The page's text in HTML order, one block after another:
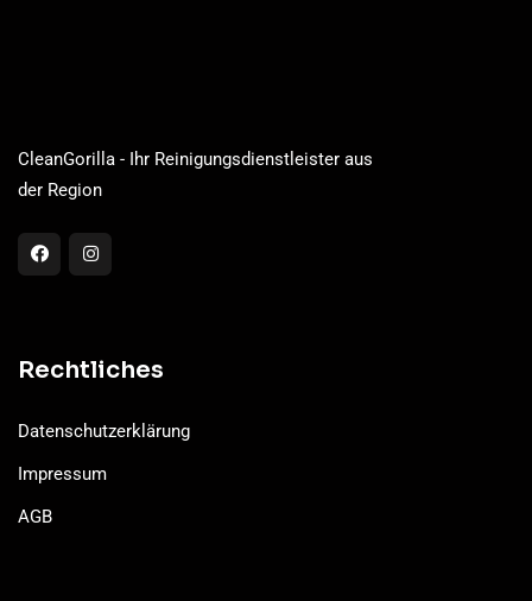
CleanGorilla - Ihr Reinigungsdienstleister aus
der Region
Rechtliches
Datenschutzerklärung
Impressum
AGB